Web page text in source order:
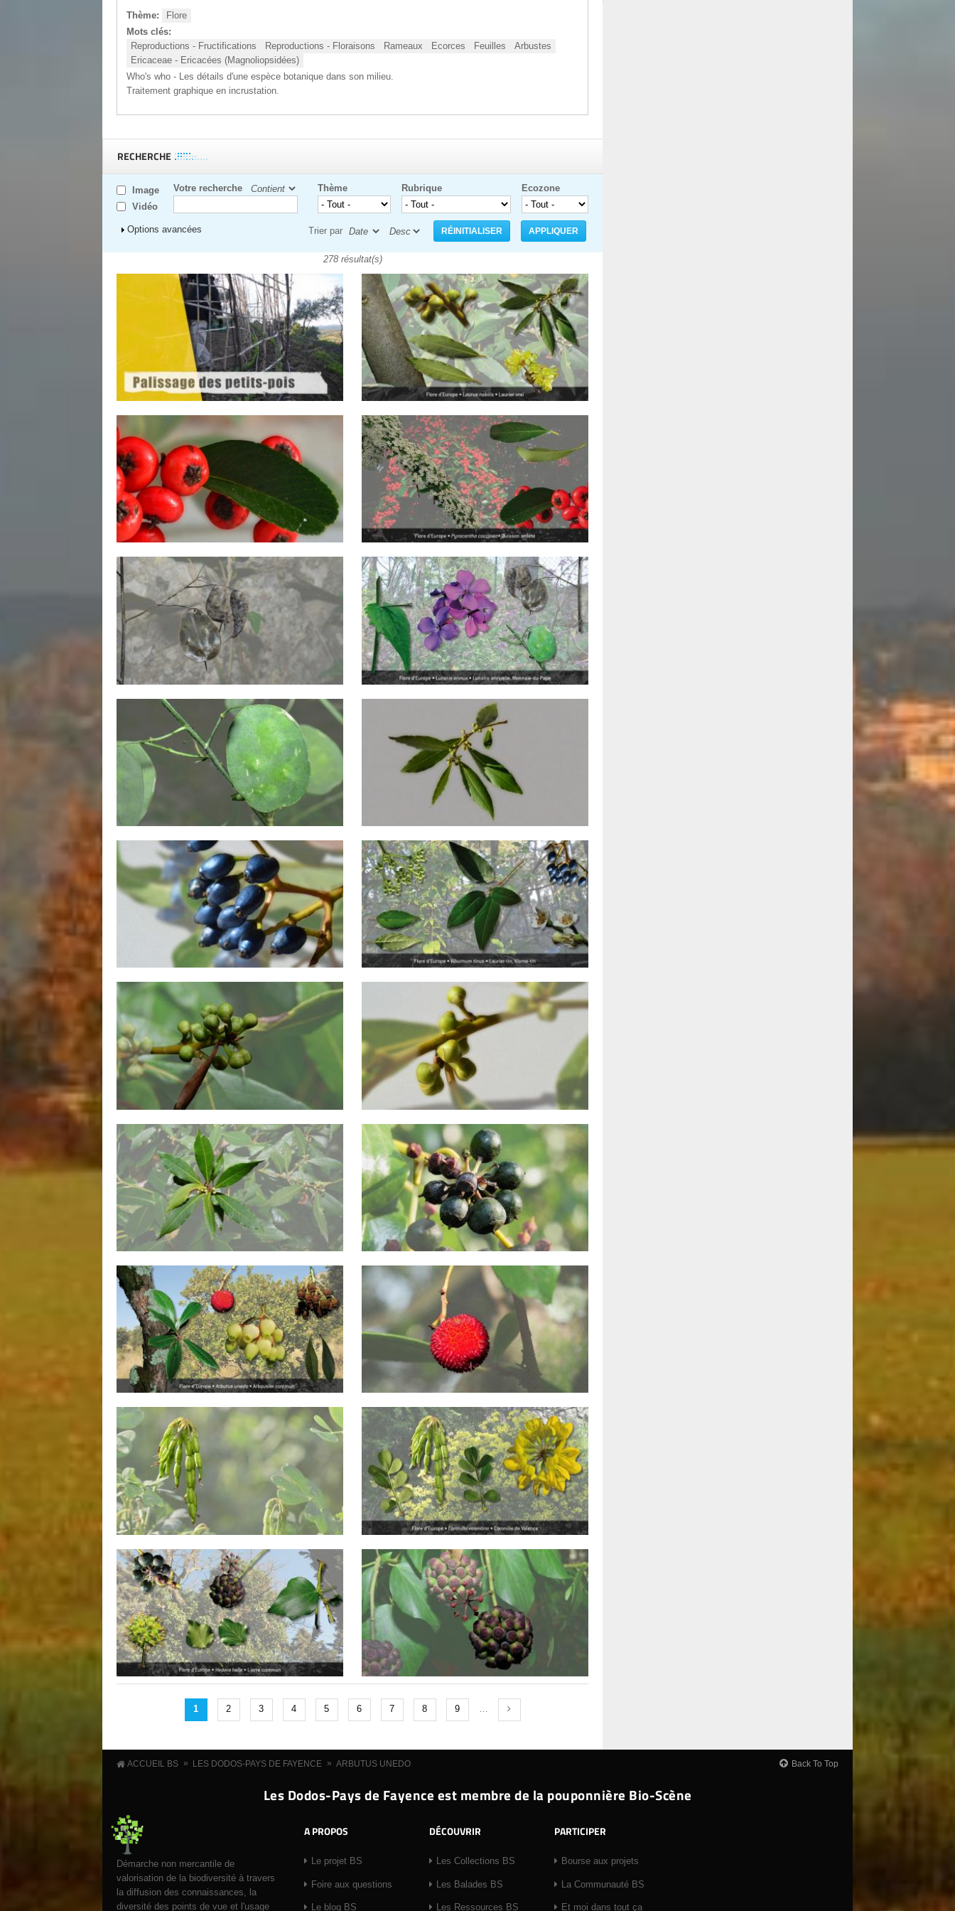
Thème:
Flore
Mots clés:
Reproductions - Fructifications
Reproductions - Floraisons Rameaux Ecorces Feuilles
Arbustes
Ericaceae - Ericacées (Magnoliopsidées)
Who's who - Les détails d'une espèce botanique dans son milieu.
Traitement graphique en incrustation.
RECHERCHE
Image
Vidéo
Votre recherche Ecozone
Rubrique
Thème
Afficher
Options avancées Trier par
278 résultat(s)
Pages
1 2 3 4 5 6 7 8 9 …
ACCUEIL BS » LES DODOS-PAYS DE FAYENCE » ARBUTUS UNEDO Back To Top
Les Dodos-Pays de Fayence est membre de la pouponnière Bio-Scène
Démarche non mercantile de
valorisation de la biodiversité à travers
la diffusion des connaissances, la
diversité des points de vue et l'usage
A PROPOS
Le projet BS
Foire aux questions
Le blog BS
DÉCOUVRIR
Les Collections BS
Les Balades BS
Les Ressources BS
PARTICIPER
Bourse aux projets
La Communauté BS
Et moi dans tout ça